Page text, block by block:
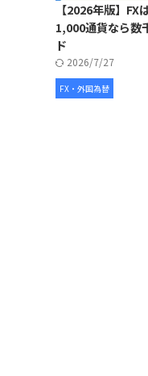
【2026年版】FX
1,000通貨なら数
ド
2026/7/27
FX・外国為替